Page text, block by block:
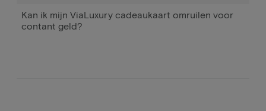
Kan ik mijn ViaLuxury cadeaukaart omruilen voor
contant geld?